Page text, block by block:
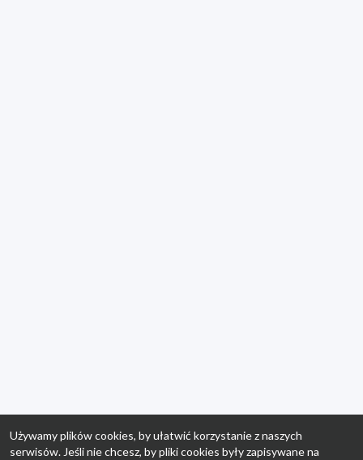
Używamy plików cookies, by ułatwić korzystanie z naszych
serwisów. Jeśli nie chcesz, by pliki cookies były zapisywane na